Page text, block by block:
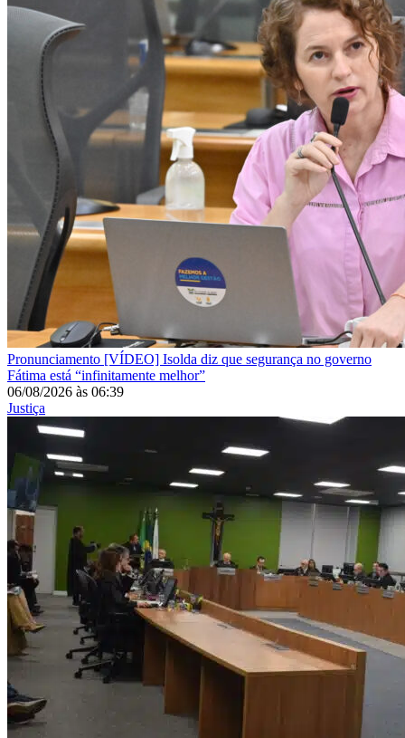
Pronunciamento [VÍDEO] Isolda diz que segurança no governo
Fátima está “infinitamente melhor”
06/08/2026 às 06:39
Justiça